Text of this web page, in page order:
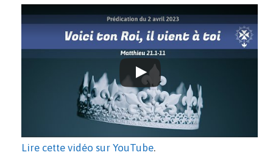
Lire cette vidéo sur YouTube.